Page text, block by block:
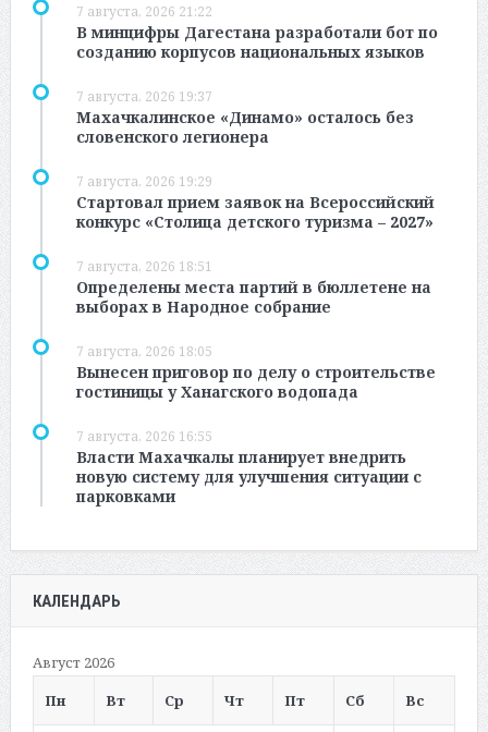
7 августа, 2026 21:22
В минцифры Дагестана разработали бот по
созданию корпусов национальных языков
7 августа, 2026 19:37
Махачкалинское «Динамо» осталось без
словенского легионера
7 августа, 2026 19:29
Стартовал прием заявок на Всероссийский
конкурс «Столица детского туризма – 2027»
7 августа, 2026 18:51
Определены места партий в бюллетене на
выборах в Народное собрание
7 августа, 2026 18:05
Вынесен приговор по делу о строительстве
гостиницы у Ханагского водопада
7 августа, 2026 16:55
Власти Махачкалы планирует внедрить
новую систему для улучшения ситуации с
парковками
КАЛЕНДАРЬ
Август 2026
Пн
Вт Ср Чт Пт Сб Вс